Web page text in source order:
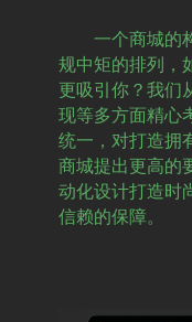
一个商城的
规中矩的排列，
更吸引你？我们
现等多方面精心
统一，对打造拥
商城提出更高的
动化设计打造时
信赖的保障。